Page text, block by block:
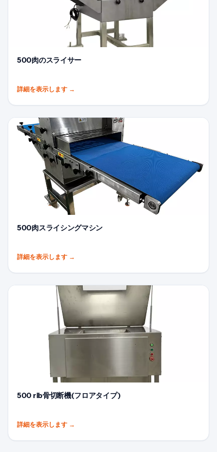
500肉のスライサー
詳細を表示します →
500肉スライシングマシン
詳細を表示します →
500 rib骨切断機(フロアタイプ)
詳細を表示します →